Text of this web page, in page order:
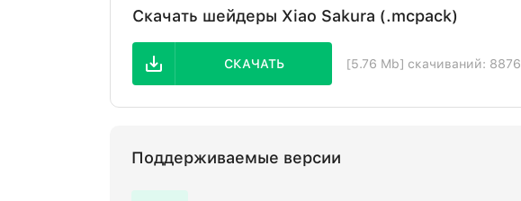
Скачать шейдеры Xiao Sakura (.mcpack)
СКАЧАТЬ [5.76 Mb] скачиваний: 8876
Поддерживаемые версии